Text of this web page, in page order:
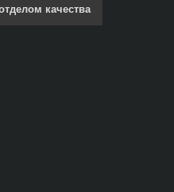
качества